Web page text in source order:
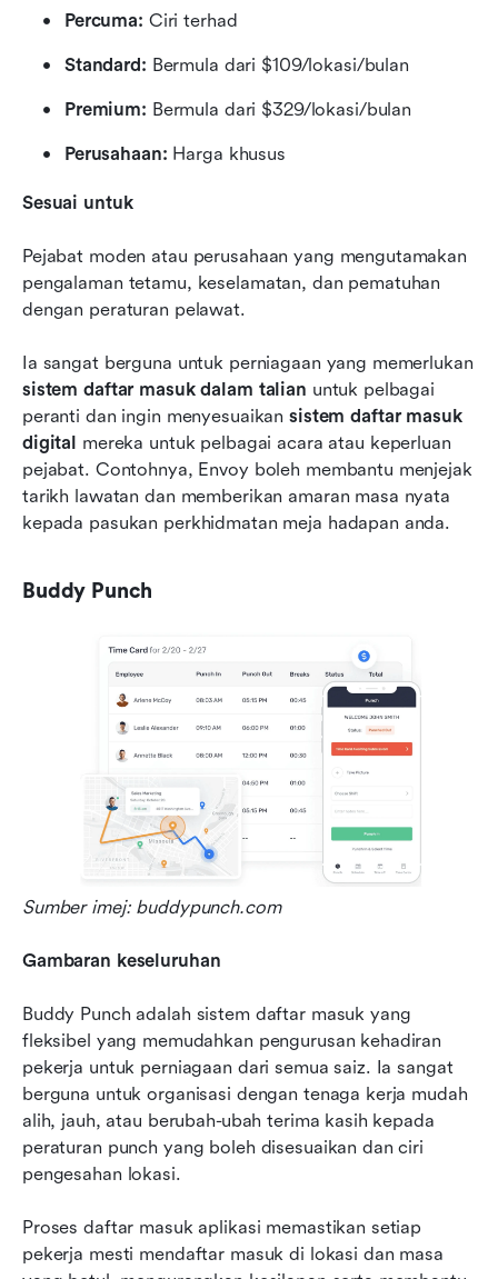
Percuma: Ciri terhad
Standard: Bermula dari $109/lokasi/bulan
Premium: Bermula dari $329/lokasi/bulan
Perusahaan: Harga khusus
Sesuai untuk
Pejabat moden atau perusahaan yang mengutamakan
pengalaman tetamu, keselamatan, dan pematuhan
dengan peraturan pelawat.
sistem daftar masuk dalam talian untuk pelbagai
peranti dan ingin menyesuaikan sistem daftar masuk
digital mereka untuk pelbagai acara atau keperluan
pejabat. Contohnya, Envoy boleh membantu menjejak
tarikh lawatan dan memberikan amaran masa nyata
kepada pasukan perkhidmatan meja hadapan anda.
Buddy Punch
Sumber imej: buddypunch.com
Gambaran keseluruhan
Buddy Punch adalah sistem daftar masuk yang
fleksibel yang memudahkan pengurusan kehadiran
pekerja untuk perniagaan dari semua saiz. Ia sangat
berguna untuk organisasi dengan tenaga kerja mudah
alih, jauh, atau berubah-ubah terima kasih kepada
peraturan punch yang boleh disesuaikan dan ciri
pengesahan lokasi.
Proses daftar masuk aplikasi memastikan setiap
pekerja mesti mendaftar masuk di lokasi dan masa